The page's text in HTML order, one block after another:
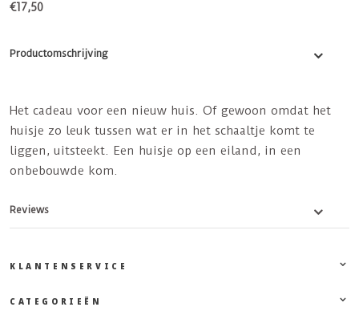
€17,50
Productomschrijving
Het cadeau voor een nieuw huis. Of gewoon omdat het
huisje zo leuk tussen wat er in het schaaltje komt te
liggen, uitsteekt. Een huisje op een eiland, in een
onbebouwde kom.
Reviews
KLANTENSERVICE
CATEGORIEËN